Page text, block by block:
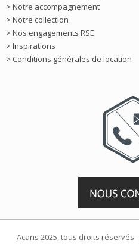
> Notre accompagnement
> Notre collection
> Nos engagements RSE
> Inspirations
> Conditions générales de location
Acaris 2025, tous droits réservés -